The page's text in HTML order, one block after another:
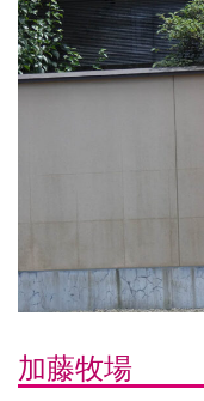
加藤牧場